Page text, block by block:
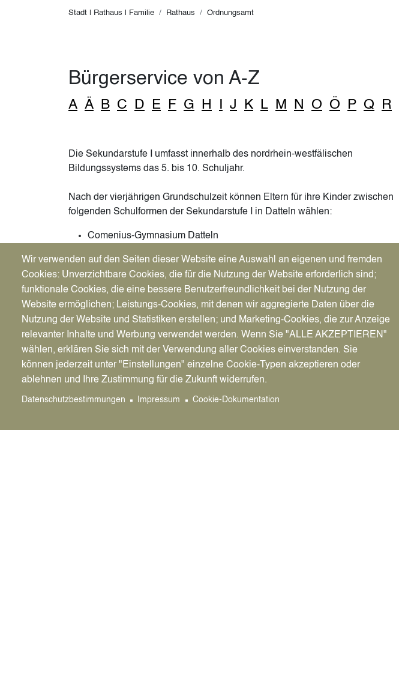
Pfadnavigation
Stadt | Rathaus | Familie Rathaus Ordnungsamt
Bürgerservice von A-Z
A Ä B C D E F G H J K L M N O Ö P Q R
Die Sekundarstufe I umfasst innerhalb des nordrhein-westfälischen
Bildungssystems das 5. bis 10. Schuljahr.
Nach der vierjährigen Grundschulzeit können Eltern für ihre Kinder zwischen
folgenden Schulformen der Sekundarstufe I in Datteln wählen:
Comenius-Gymnasium Datteln
Wolfhelm-Gesamtschule, Teilstandort Datteln
Mit dem Halbjahreszeugnis der Klasse 4 wird von der Grundschule eine
begründete Empfehlung für die Schulform ausgesprochen, die für die weitere
schulische Förderung des Kindes geeignet erscheint. Außerdem erhalten die
Erziehungsberechtigten einen Anmeldeschein (4-fach) zur Anmeldung an einer
weiterführenden allgemeinbildenden Schule der Sekundarstufe I.
Die Anmeldungen zu den weiterführenden Schulen erfolgen stets bei der
jeweiligen Schulleitung. Bei der Anmeldung sind das Familienbuch oder eine
Geburtsurkunde, das letzte Zeugnis des Kindes sowie der Anmeldeschein (4-
Wir verwenden auf den Seiten dieser Website eine Auswahl an eigenen und fremden
Cookies: Unverzichtbare Cookies, die für die Nutzung der Website erforderlich sind;
funktionale Cookies, die eine bessere Benutzerfreundlichkeit bei der Nutzung der
Website ermöglichen; Leistungs-Cookies, mit denen wir aggregierte Daten über die
Nutzung der Website und Statistiken erstellen; und Marketing-Cookies, die zur Anzeige
relevanter Inhalte und Werbung verwendet werden. Wenn Sie "ALLE AKZEPTIEREN"
wählen, erklären Sie sich mit der Verwendung aller Cookies einverstanden. Sie
können jederzeit unter "Einstellungen" einzelne Cookie-Typen akzeptieren oder
ablehnen und Ihre Zustimmung für die Zukunft widerrufen.
Datenschutzbestimmungen Impressum Cookie-Dokumentation